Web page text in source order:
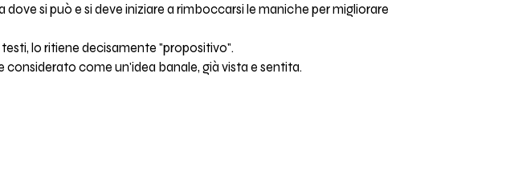
si può e si deve iniziare a rimboccarsi le maniche per migliorare
lo ritiene decisamente "propositivo".
considerato come un'idea banale, già vista e sentita.